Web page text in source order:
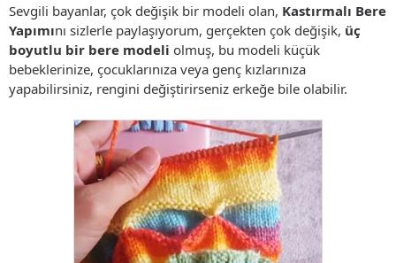
Sevgili bayanlar, çok değişik bir modeli olan, Kastırmalı Bere
Yapımını sizlerle paylaşıyorum, gerçekten çok değişik, üç
boyutlu bir bere modeli olmuş, bu modeli küçük
bebeklerinize, çocuklarınıza veya genç kızlarınıza
yapabilirsiniz, rengini değiştirirseniz erkeğe bile olabilir.